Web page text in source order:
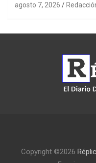
agosto 7, 2026
Copyright ©2026